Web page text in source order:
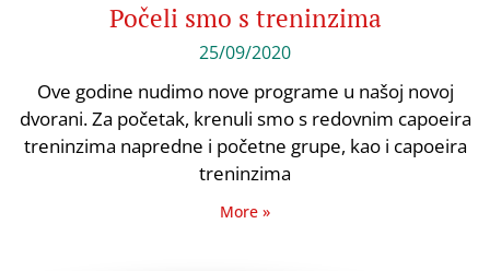
Počeli smo s treninzima
25/09/2020
Ove godine nudimo nove programe u našoj novoj
dvorani. Za početak, krenuli smo s redovnim capoeira
treninzima napredne i početne grupe, kao i capoeira
treninzima
More »